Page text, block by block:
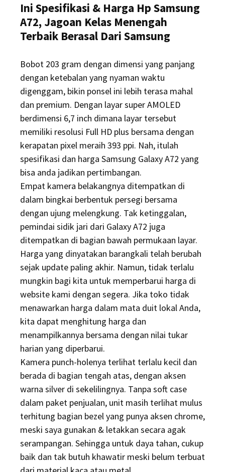
Ini Spesifikasi & Harga Hp Samsung
A72, Jagoan Kelas Menengah
Terbaik Berasal Dari Samsung
Bobot 203 gram dengan dimensi yang panjang
dengan ketebalan yang nyaman waktu
digenggam, bikin ponsel ini lebih terasa mahal
dan premium. Dengan layar super AMOLED
berdimensi 6,7 inch dimana layar tersebut
memiliki resolusi Full HD plus bersama dengan
kerapatan pixel meraih 393 ppi. Nah, itulah
spesifikasi dan harga Samsung Galaxy A72 yang
bisa anda jadikan pertimbangan.
Empat kamera belakangnya ditempatkan di
dalam bingkai berbentuk persegi bersama
dengan ujung melengkung. Tak ketinggalan,
pemindai sidik jari dari Galaxy A72 juga
ditempatkan di bagian bawah permukaan layar.
Harga yang dinyatakan barangkali telah berubah
sejak update paling akhir. Namun, tidak terlalu
mungkin bagi kita untuk memperbarui harga di
website kami dengan segera. Jika toko tidak
menawarkan harga dalam mata duit lokal Anda,
kita dapat menghitung harga dan
menampilkannya bersama dengan nilai tukar
harian yang diperbarui.
Kamera punch-holenya terlihat terlalu kecil dan
berada di bagian tengah atas, dengan aksen
warna silver di sekelilingnya. Tanpa soft case
dalam paket penjualan, unit masih terlihat mulus
terhitung bagian bezel yang punya aksen chrome,
meski saya gunakan & letakkan secara agak
serampangan. Sehingga untuk daya tahan, cukup
baik dan tak butuh khawatir meski belum terbuat